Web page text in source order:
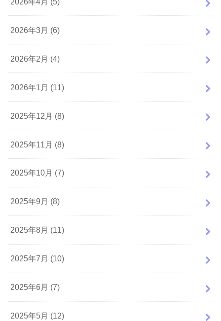
2026年3月 (6)
2026年2月 (4)
2026年1月 (11)
2025年12月 (8)
2025年11月 (8)
2025年10月 (7)
2025年9月 (8)
2025年8月 (11)
2025年7月 (10)
2025年6月 (7)
2025年5月 (12)